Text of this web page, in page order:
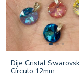
Dije Cristal
Círculo 12mm